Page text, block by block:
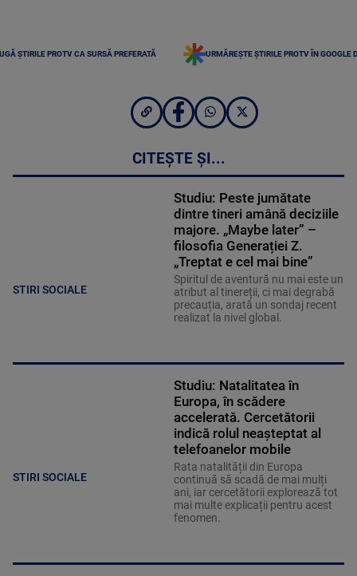
ȘTIRILE PROTV CA SURSĂ PREFERATĂ URMĂREȘTE ȘTIRILE PROTV ÎN GOOGLE
CITEȘTE ȘI...
STIRI SOCIALE
Studiu: Peste jumătate
dintre tineri amână deciziile
majore. „Maybe later” –
filosofia Generației Z.
„Treptat e cel mai bine”
Spiritul de aventură nu mai este un
atribut al tinereții, ci mai degrabă
precauția, arată un sondaj recent
realizat la nivel global.
STIRI SOCIALE
Studiu: Natalitatea în
Europa, în scădere
accelerată. Cercetătorii
indică rolul neașteptat al
telefoanelor mobile
Rata natalității din Europa
continuă să scadă de mai mulți
ani, iar cercetătorii explorează tot
mai multe explicații pentru acest
fenomen.